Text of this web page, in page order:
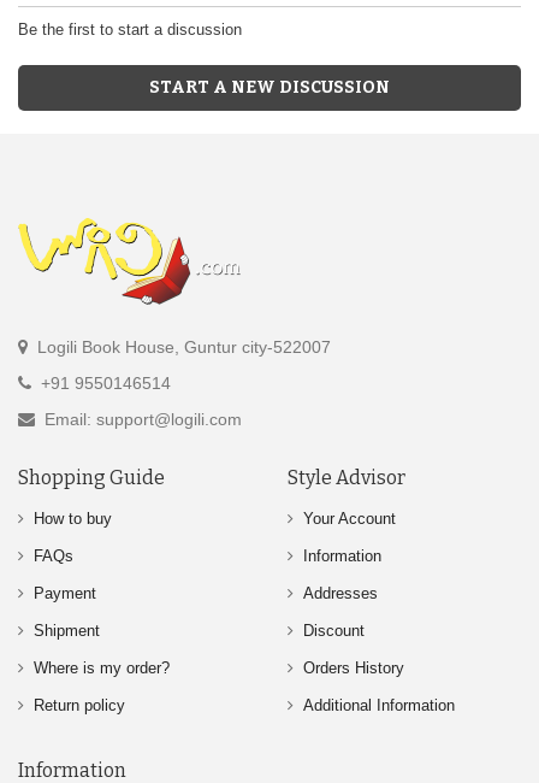
Be the first to start a discussion
START A NEW DISCUSSION
Logili Book House, Guntur city-522007
+91 9550146514
Email: support@logili.com
Shopping Guide
How to buy
FAQs
Payment
Shipment
Where is my order?
Return policy
Style Advisor
Your Account
Information
Addresses
Discount
Orders History
Additional Information
Information